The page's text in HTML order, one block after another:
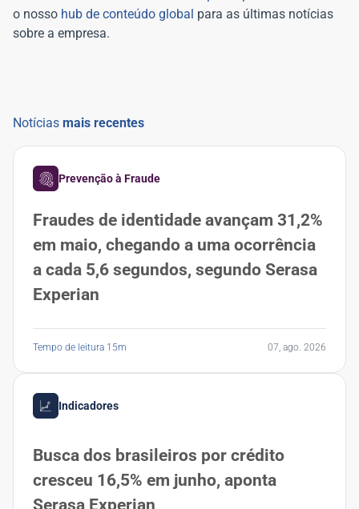
o nosso hub de conteúdo global para as últimas notícias
sobre a empresa.
Notícias mais recentes
Prevenção à Fraude
Fraudes de identidade avançam 31,2%
em maio, chegando a uma ocorrência
a cada 5,6 segundos, segundo Serasa
Experian
Tempo de leitura 15m 07, ago. 2026
Indicadores
Busca dos brasileiros por crédito
cresceu 16,5% em junho, aponta